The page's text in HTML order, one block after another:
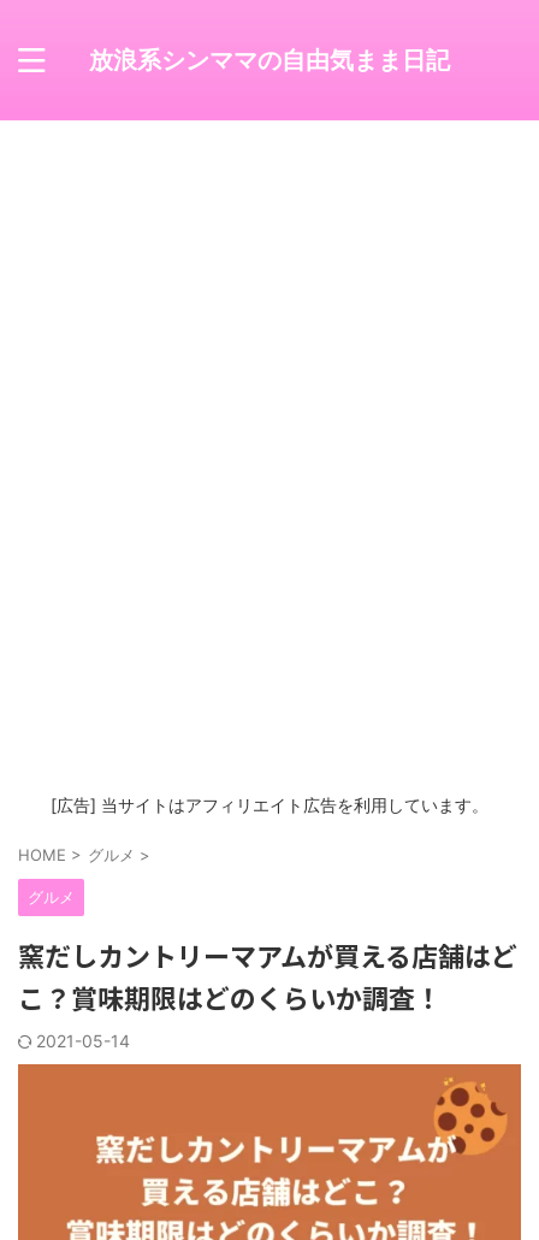
放浪系シンママの自由気まま日記
[広告] 当サイトはアフィリエイト広告を利用しています。
HOME > グルメ >
グルメ
窯だしカントリーマアムが買える店舗はど
こ？賞味期限はどのくらいか調査！
2021-05-14